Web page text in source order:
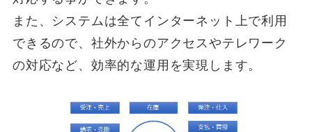
また、システムは全てインターネット上で利用
できるので、社外からのアクセスやテレワーク
の対応など、効率的な運用を実現します。